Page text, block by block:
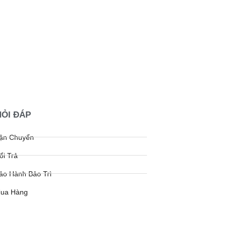
ĐÁP
Chuyển
Trả
Hành Bảo Trì
Hàng